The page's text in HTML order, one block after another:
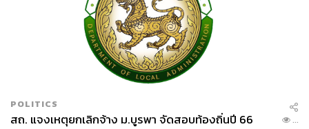
POLITICS
สถ. แจงเหตุยกเลิกจ้าง ม.บูรพา จัดสอบท้องถิ่นปี 66 ...